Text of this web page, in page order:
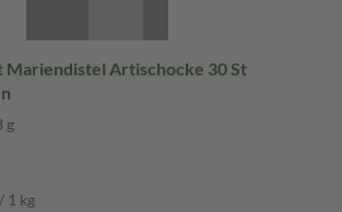
Mariendistel Artischocke 30 St
g
1 kg